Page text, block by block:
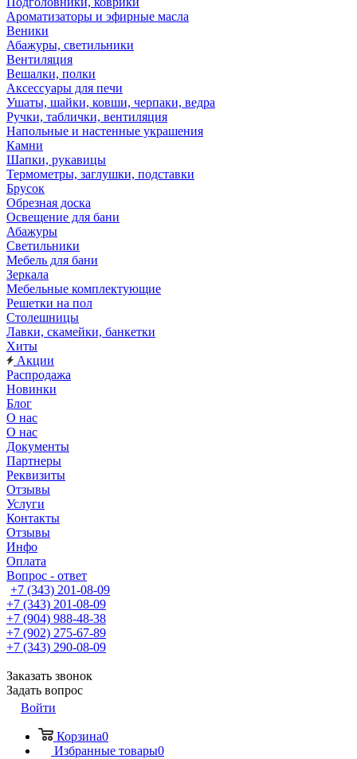
Ароматизаторы и эфирные масла
Веники
Абажуры, светильники
Вентиляция
Вешалки, полки
Аксессуары для печи
Ушаты, шайки, ковши, черпаки, ведра
Ручки, таблички, вентиляция
Напольные и настенные украшения
Камни
Шапки, рукавицы
Термометры, заглушки, подставки
Брусок
Обрезная доска
Освещение для бани
Абажуры
Светильники
Мебель для бани
Зеркала
Мебельные комплектующие
Решетки на пол
Столешницы
Лавки, скамейки, банкетки
Хиты
Акции
Распродажа
Новинки
Блог
О нас
О нас
Документы
Партнеры
Реквизиты
Отзывы
Услуги
Контакты
Отзывы
Инфо
Оплата
Вопрос - ответ
+7 (343) 201-08-09
+7 (343) 201-08-09
+7 (904) 988-48-38
+7 (902) 275-67-89
+7 (343) 290-08-09
Заказать звонок
Задать вопрос
Войти
Корзина0
Избранные товары0